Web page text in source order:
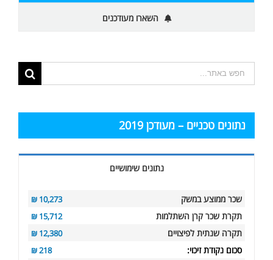
השארו מעודכנים
תוצאות
החיפוש
נתונים טכניים – מעודכן 2019
נתונים שימושיים
שכר ממוצע במשק 10,273 ₪
תקרת שכר קרן השתלמות 15,712 ₪
תקרה שנתית לפיצויים 12,380 ₪
סכום נקודת זיכוי: 218 ₪